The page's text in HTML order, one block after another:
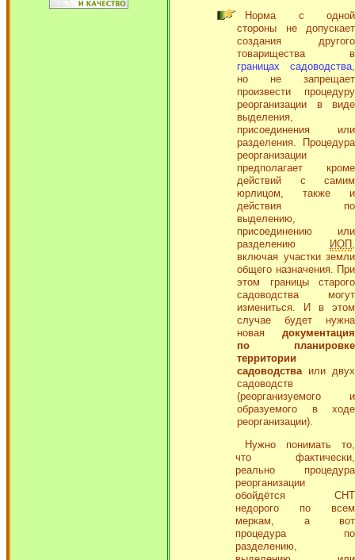
Норма с одной
стороны не допускает
создания другого
товарищества в
границах садоводства
но не запрещает
произвести процедуру
реорганизации в виде
выделения,
присоединения или
разделения. Процедура
реорганизации
предполагает кроме
действий с самим
юрлицом, также и
действия по
выделению,
присоединению или
разделению ИОП
включая участки земли
общего назначения. При
этом границы старого
садоводства могут
измениться. И в этом
случае будет нужна
новая документация
по планировке
территории
садоводства или двух
садоводств
(реорганизуемого и
образуемого в ходе
реорганизации).
Нужно понимать то,
что фактически,
реально процедура
реорганизации
обойдётся СНТ
недорого по всем
меркам, а вот
процедура по
разделению,